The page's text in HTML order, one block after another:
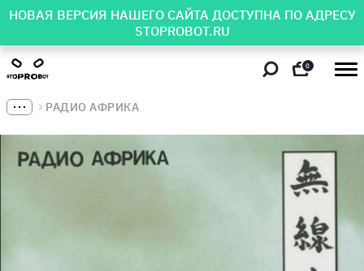
НОВАЯ ВЕРСИЯ НАШЕГО САЙТА ДОСТУПНА ПО АДРЕСУ
STOPROBOT.RU
0
РАДИО АФРИКА